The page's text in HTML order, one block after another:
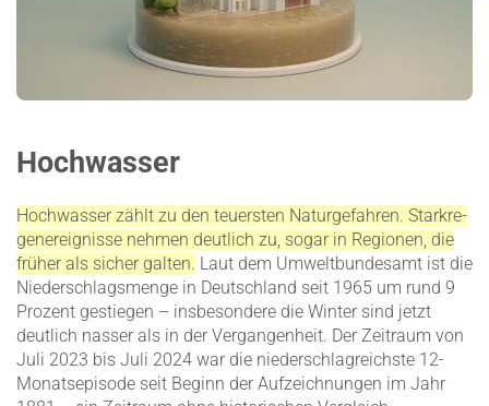
Hochwasser
Hochwasser zählt zu den teuersten Natur­ge­fahren. Stark­re­
gen­er­eig­nisse nehmen deutlich zu, sogar in Regionen, die
früher als sicher galten. Laut dem Umwelt­bun­desamt ist die
Nieder­schlags­menge in Deutschland seit 1965 um rund 9
Prozent gestiegen – insbe­sondere die Winter sind jetzt
deutlich nasser als in der Vergan­genheit. Der Zeitraum von
Juli 2023 bis Juli 2024 war die nieder­schlag­reichste 12-
Monats­episode seit Beginn der Aufzeich­nungen im Jahr